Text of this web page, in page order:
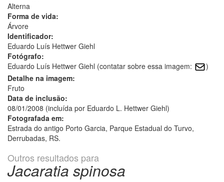
Alterna
Forma de vida:
Árvore
Identificador:
Eduardo Luís Hettwer Giehl
Fotógrafo:
Eduardo Luís Hettwer Giehl (contatar sobre essa imagem:
)
Detalhe na imagem:
Fruto
Data de inclusão:
08/01/2008 (incluída por Eduardo L. Hettwer Giehl)
Fotografada em:
Estrada do antigo Porto Garcia, Parque Estadual do Turvo,
Derrubadas, RS.
Outros resultados para
Jacaratia spinosa